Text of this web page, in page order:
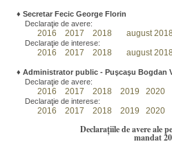
♦ Secretar Fecic George Florin
Declaraţie de avere:
2016 2017 2018 august 2018
Declaraţie de interese:
2016 2017 2018 august 2018
♦ Administrator public - Puşcaşu Bogdan
Declaraţie de avere:
2016 2017 2018 2019 2020
Declaraţie de interese:
2016 2017 2018 2019 2020
Declarațiile de avere ale
mandat